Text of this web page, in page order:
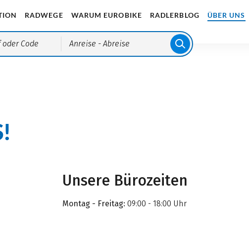
RADWEGE WARUM EUROBIKE RADLERBLOG ÜBER UNS
Anreise - Abreise
Unsere Bürozeiten
Montag - Freitag: 09:00 - 18:00 Uhr